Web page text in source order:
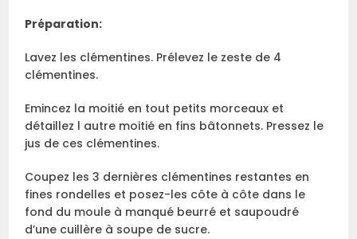
Préparation:
Lavez les clémentines. Prélevez le zeste de 4
clémentines.
Emincez la moitié en tout petits morceaux et
détaillez l autre moitié en fins bâtonnets. Pressez le
jus de ces clémentines.
Coupez les 3 dernières clémentines restantes en
fines rondelles et posez-les côte à côte dans le
fond du moule à manqué beurré et saupoudré
d’une cuillère à soupe de sucre.